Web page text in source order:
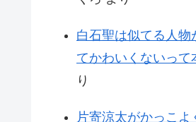
白石聖は似てる人
てかわいくないって
り
片寄涼太がかっこよ